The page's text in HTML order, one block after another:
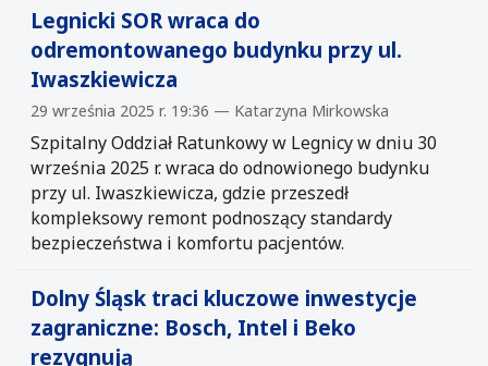
Legnicki SOR wraca do
odremontowanego budynku przy ul.
Iwaszkiewicza
29 września 2025 r. 19:36 — Katarzyna Mirkowska
Szpitalny Oddział Ratunkowy w Legnicy w dniu 30
września 2025 r. wraca do odnowionego budynku
przy ul. Iwaszkiewicza, gdzie przeszedł
kompleksowy remont podnoszący standardy
bezpieczeństwa i komfortu pacjentów.
Dolny Śląsk traci kluczowe inwestycje
zagraniczne: Bosch, Intel i Beko
rezygnują